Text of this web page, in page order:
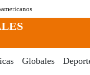
Globales